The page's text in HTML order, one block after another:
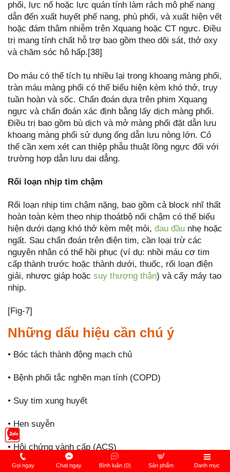
phổi, lực nổ hoặc lực quán tính làm rách mô phế nang
dẫn đến xuất huyết phế nang, phù phổi, và xuất hiện vết
hoặc đám thâm nhiễm trên Xquang hoặc CT ngực. Điều
trị mang tính chất hỗ trợ bao gồm theo dõi sát, thở oxy
và chăm sóc hô hấp.[38]
Do máu có thể tích tụ nhiều lại trong khoang màng phổi,
tràn máu màng phổi có thể biểu hiện kèm khó thở, trụy
tuần hoàn và sốc. Chẩn đoán dựa trên phim Xquang
ngực và chẩn đoán xác định bằng lấy dịch màng phổi.
Điều trị bao gồm bù dịch và mở màng phổi đặt dẫn lưu
khoang màng phổi sử dụng ống dẫn lưu nòng lớn. Có
thể cần xem xét can thiệp phẫu thuật lồng ngực đối với
trường hợp dẫn lưu dai dẳng.
Rối loạn nhịp tim chậm
Rối loạn nhịp tim chậm nặng, bao gồm cả block nhĩ thất
hoàn toàn kèm theo nhịp thoátbộ nối chậm có thể biểu
hiện dưới dạng khó thở kèm mêṭ mỏi, đau đầu nhẹ hoặc
ngất. Sau chẩn đoán trên điện tim, cần loại trừ các
nguyên nhân có thể hồi phục (ví dụ: nhồi máu cơ tim
cấp thành trước hoặc thành dưới, thuốc, rối loạn điện
giải, nhược giáp hoặc suy thượng thận) và cấy máy tạo
nhịp.
[Fig-7]
Những dấu hiệu cần chú ý
• Bóc tách thành động mạch chủ
• Bệnh phổi tắc nghẽn mạn tính (COPD)
• Suy tim xung huyết
• Hen suyễn
• Hội chứng vành cấp (ACS)
Gọi ngay Chat ngay Bình luận (0) Sản phẩm Danh mục